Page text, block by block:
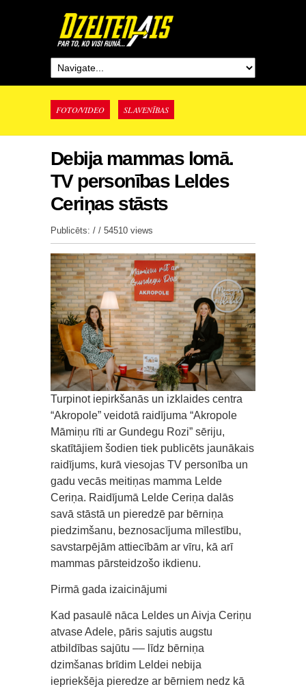
FOTO/VIDEO SLAVENĪBAS
Debija mammas lomā.
TV personības Leldes
Ceriņas stāsts
Publicēts: / / 54510 views
Turpinot iepirkšanās un izklaides centra
“Akropole” veidotā raidījuma “Akropole
Māmiņu rīti ar Gundegu Rozi” sēriju,
skatītājiem šodien tiek publicēts jaunākais
raidījums, kurā viesojas TV personība un
gadu vecās meitiņas mamma Lelde
Ceriņa. Raidījumā Lelde Ceriņa dalās
savā stāstā un pieredzē par bērniņa
piedzimšanu, beznosacījuma mīlestību,
savstarpējām attiecībām ar vīru, kā arī
mammas pārsteidzošo ikdienu.
Pirmā gada izaicinājumi
Kad pasaulē nāca Leldes un Aivja Ceriņu
atvase Adele, pāris sajutis augstu
atbildības sajūtu –– līdz bērniņa
dzimšanas brīdim Leldei nebija
iepriekšēja pieredze ar bērniem nedz kā